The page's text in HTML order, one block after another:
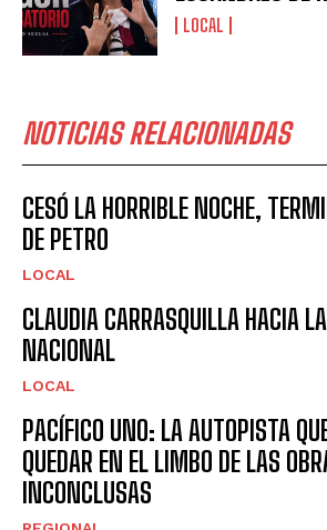
LOCAL
NOTICIAS RELACIONADAS
CESÓ LA HORRIBLE NOCHE,
DE PETRO
LOCAL
CLAUDIA CARRASQUILLA HACIA
NACIONAL
LOCAL
PACÍFICO UNO: LA AUTOPISTA
QUEDAR EN EL LIMBO DE LAS
INCONCLUSAS